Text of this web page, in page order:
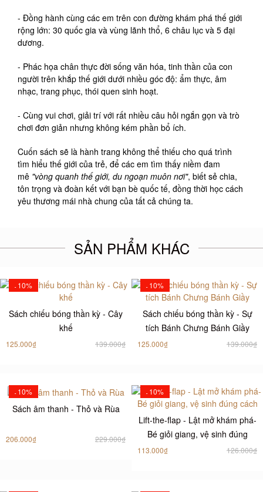
- Đồng hành cùng các em trên con đường khám phá thế giới
rộng lớn: 30 quốc gia và vùng lãnh thổ, 6 châu lục và 5 đại
dương.
- Phác họa chân thực đời sống văn hóa, tinh thần của con
người trên khắp thế giới dưới nhiều góc độ: ẩm thực, âm
nhạc, trang phục, thói quen sinh hoạt.
- Cùng vui chơi, giải trí với rất nhiều câu hỏi ngắn gọn và trò
chơi đơn giản nhưng không kém phần bổ ích.
Cuốn sách sẽ là hành trang không thể thiếu cho quá trình
tìm hiểu thế giới của trẻ, để các em tìm thấy niềm đam
mê "vòng quanh thế giới, du ngoạn muôn nơi", biết sẻ chia,
tôn trọng và đoàn kết với bạn bè quốc tế, đồng thời học cách
yêu thương mái nhà chung của tất cả chúng ta.
SẢN PHẨM KHÁC
-10%
Sách chiếu bóng thần kỳ - Cây
khế
125.000₫ 139.000₫
-10%
Sách chiếu bóng thần kỳ - Sự
tích Bánh Chưng Bánh Giầy
125.000₫ 139.000₫
-10%
Sách âm thanh - Thỏ và Rùa
206.000₫ 229.000₫
-10%
Lift-the-flap - Lật mở khám phá-
Bé giỏi giang, vệ sinh đúng
113.000₫ 126.000₫